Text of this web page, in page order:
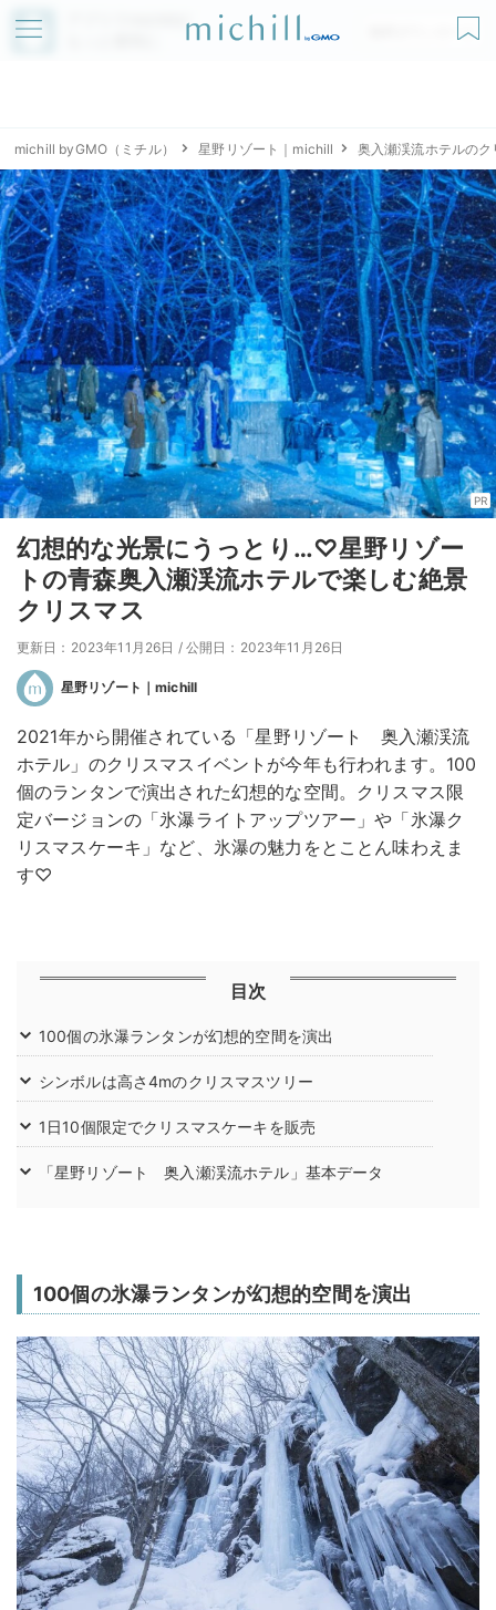
アプリでmichillが
無料ダウンロード
michill byGMO（ミチル） 星野リゾート｜michill 奥入瀬渓流ホテルのク
PR
幻想的な光景にうっとり…♡星野リゾー
トの青森奥入瀬渓流ホテルで楽しむ絶景
クリスマス
更新日：2023年11月26日 / 公開日：2023年11月26日
星野リゾート｜michill
2021年から開催されている「星野リゾート 奥入瀬渓流
ホテル」のクリスマスイベントが今年も行われます。100
個のランタンで演出された幻想的な空間。クリスマス限
定バージョンの「氷瀑ライトアップツアー」や「氷瀑ク
リスマスケーキ」など、氷瀑の魅力をとことん味わえま
す♡
目次
100個の氷瀑ランタンが幻想的空間を演出
シンボルは高さ4mのクリスマスツリー
1日10個限定でクリスマスケーキを販売
「星野リゾート 奥入瀬渓流ホテル」基本データ
100個の氷瀑ランタンが幻想的空間を演出